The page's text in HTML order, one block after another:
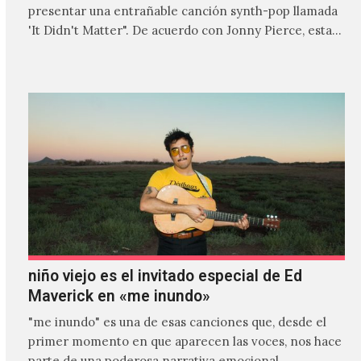
presentar una entrañable canción synth-pop llamada
'It Didn't Matter". De acuerdo con Jonny Pierce, esta
niño viejo es el invitado especial de Ed
Maverick en «me inundo»
"me inundo" es una de esas canciones que, desde el
primer momento en que aparecen las voces, nos hace